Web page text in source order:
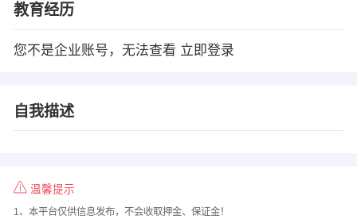
教育经历
您不是企业账号，无法查看 立即登录
自我描述
温馨提示
1、本平台仅供信息发布，不会收取押金、保证金！